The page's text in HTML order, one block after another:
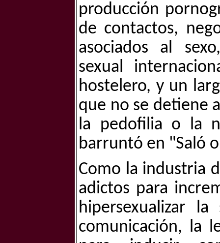
producción
de contactos,
asociados al
sexual
hostelero, y un
que no se detiene
la pedofilia o la
barruntó en "Saló
Como la industria
adictos para
hipersexualizar
comunicación, la